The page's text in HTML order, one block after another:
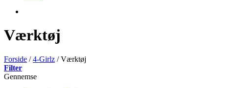
Værktøj
Forside / 4-Girlz /Værktøj
Filter
Gennemse